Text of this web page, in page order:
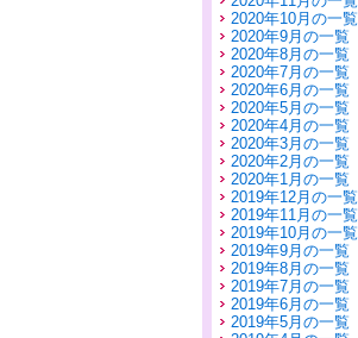
2020年10月の一覧
2020年9月の一覧
2020年8月の一覧
2020年7月の一覧
2020年6月の一覧
2020年5月の一覧
2020年4月の一覧
2020年3月の一覧
2020年2月の一覧
2020年1月の一覧
2019年12月の一覧
2019年11月の一覧
2019年10月の一覧
2019年9月の一覧
2019年8月の一覧
2019年7月の一覧
2019年6月の一覧
2019年5月の一覧